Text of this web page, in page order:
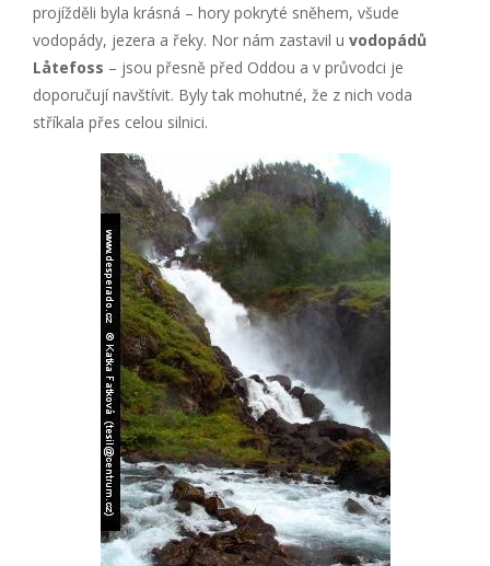
projížděli byla krásná – hory pokryté sněhem, všude
vodopády, jezera a řeky. Nor nám zastavil u vodopádů
Låtefoss – jsou přesně před Oddou a v průvodci je
doporučují navštívit. Byly tak mohutné, že z nich voda
stříkala přes celou silnici.